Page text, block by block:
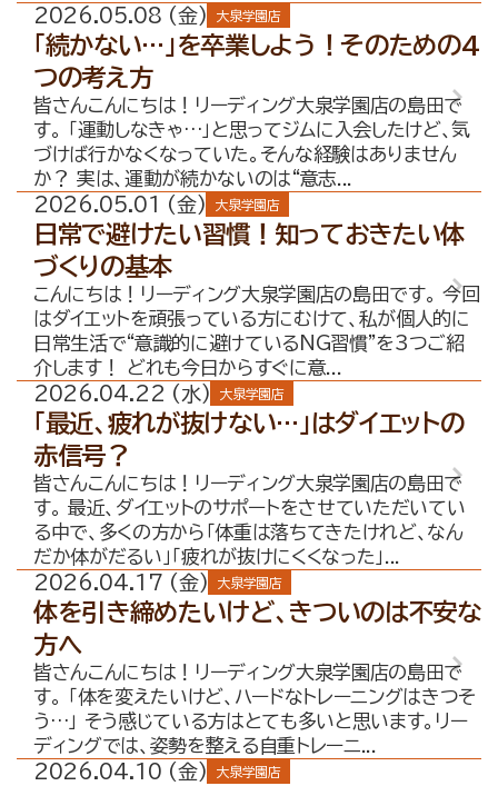
2026.05.08 (金) 大泉学園店
「続かない…」を卒業しよう！そのための4
つの考え方
皆さんこんにちは！リーディング大泉学園店の島田で
す。 「運動しなきゃ…」と思ってジムに入会したけど、気
づけば行かなくなっていた。そんな経験はありません
か？ 実は、運動が続かないのは“意志...
2026.05.01 (金) 大泉学園店
日常で避けたい習慣！知っておきたい体
づくりの基本
こんにちは！リーディング大泉学園店の島田です。 今回
はダイエットを頑張っている方にむけて、私が個人的に
日常生活で“意識的に避けているNG習慣”を3つご紹
介します！ どれも今日からすぐに意...
2026.04.22 (水) 大泉学園店
「最近、疲れが抜けない…」はダイエットの
赤信号？
皆さんこんにちは！リーディング大泉学園店の島田で
す。 最近、ダイエットのサポートをさせていただいてい
る中で、多くの方から「体重は落ちてきたけれど、なん
だか体がだるい」「疲れが抜けにくくなった」...
2026.04.17 (金) 大泉学園店
体を引き締めたいけど、きついのは不安な
方へ
皆さんこんにちは！リーディング大泉学園店の島田で
す。 「体を変えたいけど、ハードなトレーニングはきつそ
う…」 そう感じている方はとても多いと思います。リー
ディングでは、姿勢を整える自重トレーニ...
2026.04.10 (金) 大泉学園店